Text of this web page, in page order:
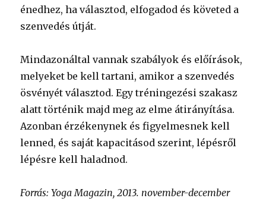
énedhez, ha választod, elfogadod és követed a
szenvedés útját.
Mindazonáltal vannak szabályok és előírások,
melyeket be kell tartani, amikor a szenvedés
ösvényét választod. Egy tréningezési szakasz
alatt történik majd meg az elme átirányítása.
Azonban érzékenynek és figyelmesnek kell
lenned, és saját kapacitásod szerint, lépésről
lépésre kell haladnod.
Forrás: Yoga Magazin, 2013. november-december